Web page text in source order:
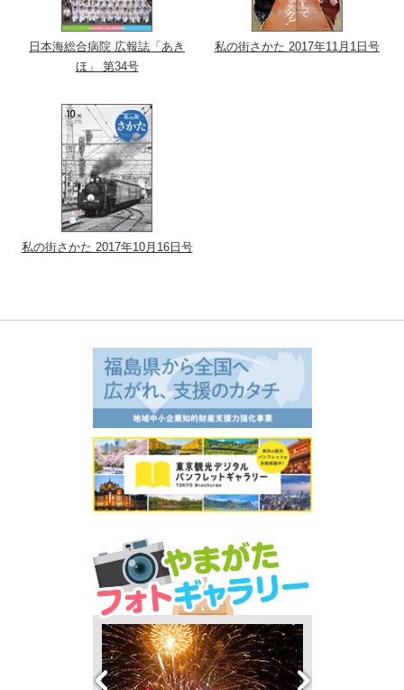
日本海総合病院 広報誌「あき
ほ」 第34号
私の街さかた 2017年11月1日号
私の街さかた 2017年10月16日号